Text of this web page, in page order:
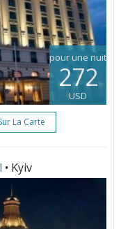
pour une nuit
272
USD
La Carte
• Kyiv